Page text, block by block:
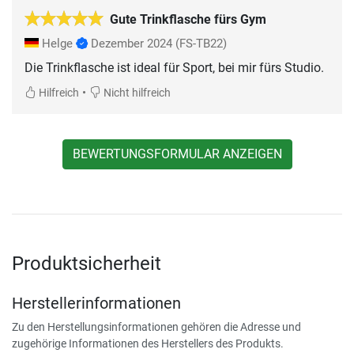
Gute Trinkflasche fürs Gym
Helge Dezember 2024 (FS-TB22)
Die Trinkflasche ist ideal für Sport, bei mir fürs Studio.
Hilfreich • Nicht hilfreich
BEWERTUNGSFORMULAR ANZEIGEN
Produktsicherheit
Herstellerinformationen
Zu den Herstellungsinformationen gehören die Adresse und
zugehörige Informationen des Herstellers des Produkts.